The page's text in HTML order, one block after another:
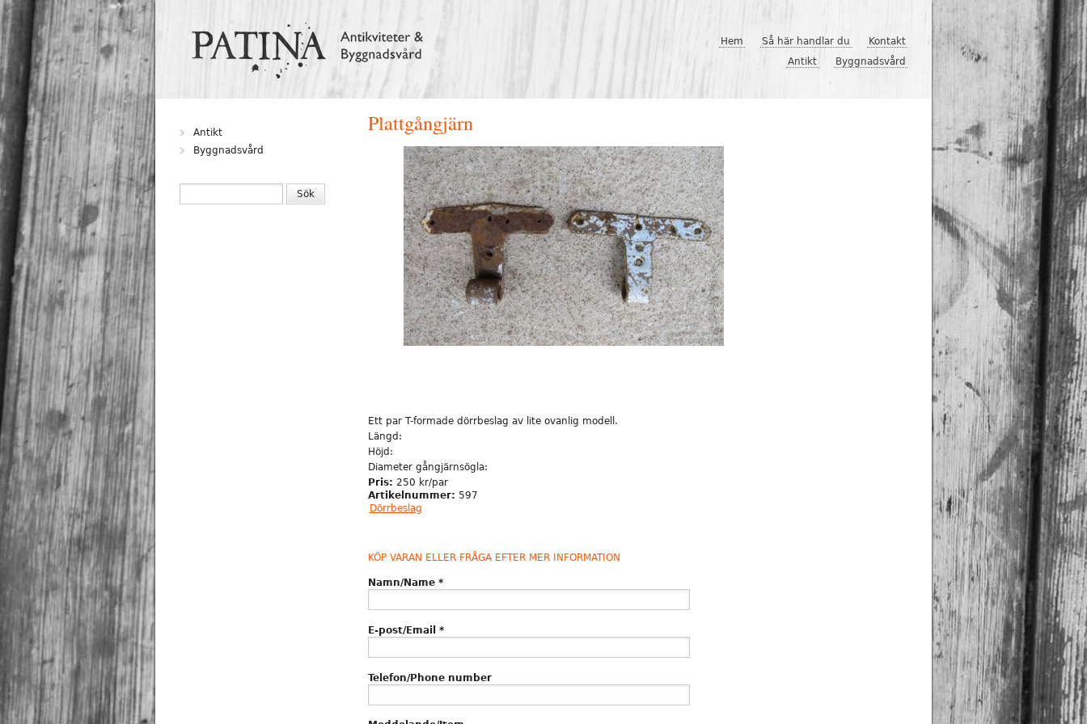
Hoppa till huvudinnehåll
Hem Så här handlar du
Kontakt
Antikt
Byggnadsvård
Plattgångjärn
Ett par T-formade dörrbeslag av lite ovanlig modell.
Längd:
Höjd:
Diameter gångjärnsögla:
Pris: 250 kr/par
Artikelnummer: 597
Dörrbeslag
KÖP VARAN ELLER FRÅGA EFTER MER INFORMATION
Namn/Name *
E-post/Email *
Telefon/Phone number
Antikt
Byggnadsvård